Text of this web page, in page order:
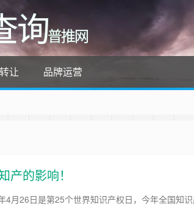
询普推网
让 品牌运营
产的影响！
4月26日是第25个世界知识产权日，今年全国知